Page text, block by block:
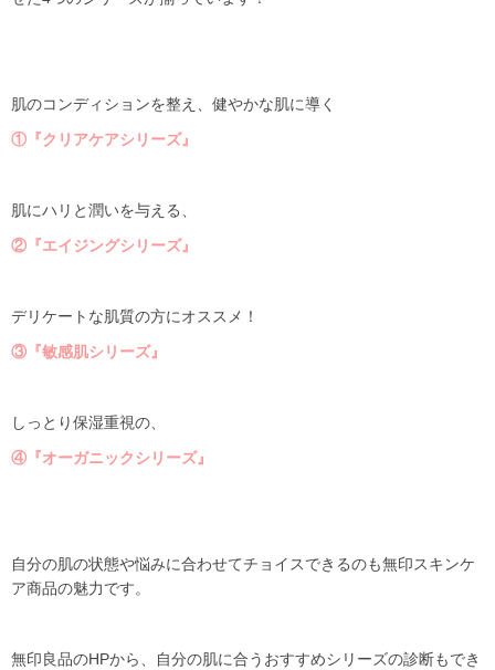
肌のコンディションを整え、健やかな肌に導く
①『クリアケアシリーズ』
肌にハリと潤いを与える、
②『エイジングシリーズ』
デリケートな肌質の方にオススメ！
③『敏感肌シリーズ』
しっとり保湿重視の、
④『オーガニックシリーズ』
自分の肌の状態や悩みに合わせてチョイスできるのも無印スキンケ
ア商品の魅力です。
無印良品のHPから、自分の肌に合うおすすめシリーズの診断もでき